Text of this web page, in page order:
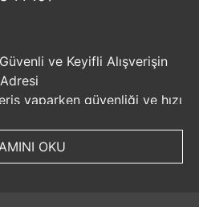
ve Keyifli Alışverişin
Adresi
yaparken güvenliği ve hızı
sunduğu bir dizi
OKU